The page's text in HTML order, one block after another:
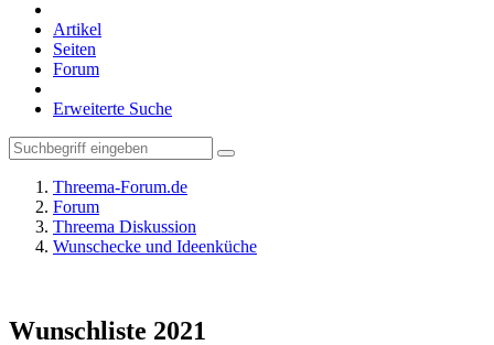
Artikel
Seiten
Forum
Erweiterte Suche
Threema-Forum.de
Forum
Threema Diskussion
Wunschecke und Ideenküche
Wunschliste 2021